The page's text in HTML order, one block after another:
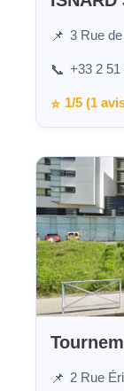
📌 3 Rue
📞 +33 2 51
⭐ 1/5 (1
📌 2 Rue